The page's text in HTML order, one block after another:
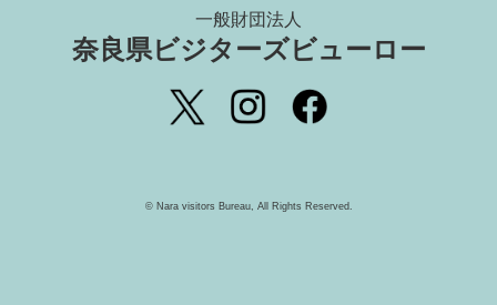
一般財団法人
奈良県ビジターズビューロー
©️ Nara visitors Bureau, All Rights Reserved.